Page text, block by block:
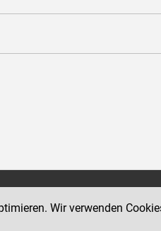
und des BMJ
Wir verwenden